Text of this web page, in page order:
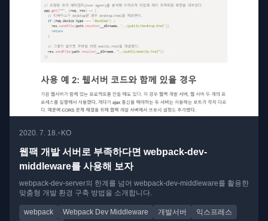
2020. 7. 18. •KO
웹팩 개발 서버로 부족하다면 webpack-dev-
middleware를 사용해 보자
webpack-dev-server의 한계를 넘어 webpack-dev-middleware를 활용한
맞춤형 개발 환경 구축 방법을 소개합니다.
webpack Webpack Dev Middleware 개발서버
익스프레스